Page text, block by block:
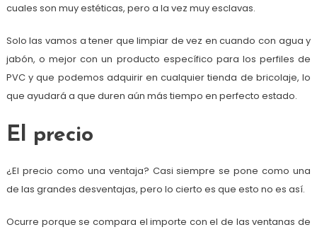
cuales son muy estéticas, pero a la vez muy esclavas.
Solo las vamos a tener que limpiar de vez en cuando con agua y
jabón, o mejor con un producto específico para los perfiles de
PVC y que podemos adquirir en cualquier tienda de bricolaje, lo
que ayudará a que duren aún más tiempo en perfecto estado.
El precio
¿El precio como una ventaja? Casi siempre se pone como una
de las grandes desventajas, pero lo cierto es que esto no es así.
Ocurre porque se compara el importe con el de las ventanas de